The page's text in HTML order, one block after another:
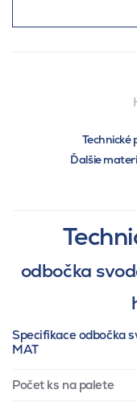
Ďalšie
odbočka
Specifikace odbočka
MAT
Počet ks na palete